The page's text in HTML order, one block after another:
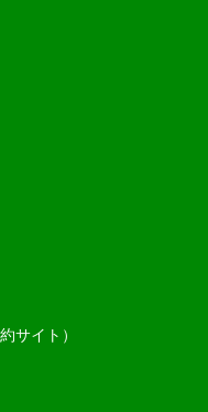
サイト）